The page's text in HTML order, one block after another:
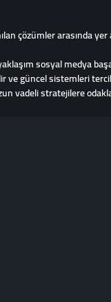
çözümler arasında
sosyal medya
ve güncel sistemleri
vadeli stratejilere